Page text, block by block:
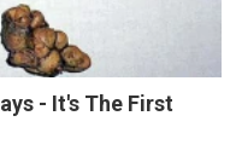
- It's The First